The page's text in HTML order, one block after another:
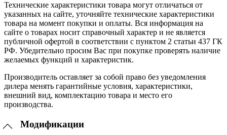
Технические характеристики товара могут отличаться от
указанных на сайте, уточняйте технические характеристики
товара на момент покупки и оплаты. Вся информация на
сайте о товарах носит справочный характер и не является
публичной офертой в соответствии с пунктом 2 статьи 437 ГК
РФ. Убедительно просим Вас при покупке проверять наличие
желаемых функций и характеристик.
Производитель оставляет за собой право без уведомления
дилера менять гарантийные условия, характеристики,
внешний вид, комплектацию товара и место его
производства.
Модификации